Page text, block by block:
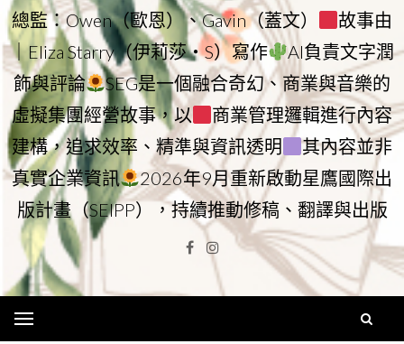
總監：Owen（歐恩）、Gavin（蓋文）
故事由
｜Eliza Starry（伊莉莎・S）寫作
AI負責文字潤
飾與評論
SEG是一個融合奇幻、商業與音樂的
虛擬集團經營故事，以
商業管理邏輯進行內容
建構，追求效率、精準與資訊透明
其內容並非
真實企業資訊
2026年9月重新啟動星鷹國際出
版計畫（SEIPP），持續推動修稿、翻譯與出版
Facebook
Instagram